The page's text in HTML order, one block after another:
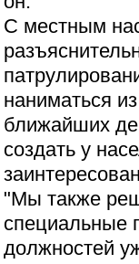
С местным
наниматься
ближайших
создать у
"Мы также
специальные
должностей